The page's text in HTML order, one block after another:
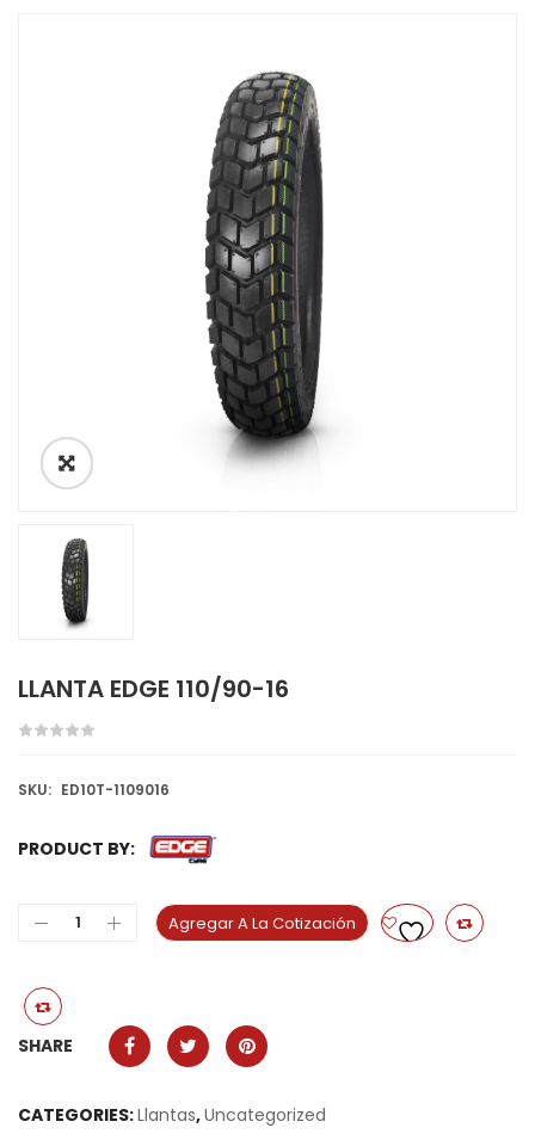
LLANTA EDGE 110/90-16
SKU: ED10T-1109016
PRODUCT BY:
Agregar A La Cotización
SHARE
CATEGORIES:Llantas,Uncategorized